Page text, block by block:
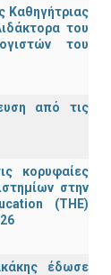
Καθηγήτριας
του
του
από τις
κορυφαίες
στην
(ΤΗΕ)
έδωσε